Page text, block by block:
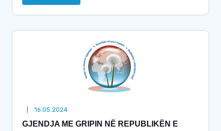
16.05.2024
GJENDJA ME GRIPIN NË REPUBLIKËN E